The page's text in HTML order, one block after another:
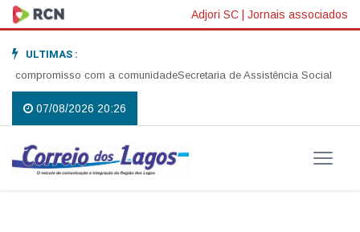
Adjori SC | Jornais associados
ULTIMAS :
com a comunidadeSecretaria de Assistência Social realiza
07/08/2026 20:26